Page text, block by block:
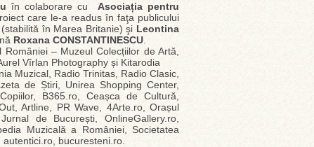
în colaborare cuAsociația pentru
care le-a readus în faţa publicului
(stabilită în Marea Britanie) şi Leontina
Roxana CONSTANTINESCU
– Muzeul Colecțiilor de Artă,
Vîrlan Photography și Kitarodia
Muzical, Radio Trinitas, Radio Clasic,
de Știri, Unirea Shopping Center,
B365.ro, Ceașca de Cultură,
Artline, PR Wave, 4Arte.ro, Orașul
de București, OnlineGallery.ro,
Muzicală a României, Societatea
bucuresteni.ro.